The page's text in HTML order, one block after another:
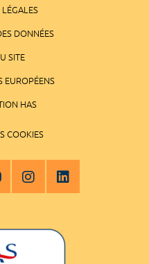
DONNÉES
SITE
EUROPÉENS
HAS
COOKIES